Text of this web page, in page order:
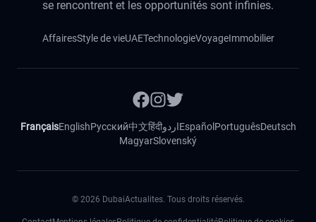
se rencontrent et les opportunités sont infinies.
AffairesStyle de vieUAETechnologieVoyageImmobilier
FrançaisEnglishРусский中文हिंदीاردوEspañol PortuguêsDeutsch
MagyarSlovenský
© 2026 DubaiActualites. Tous droits réservés.